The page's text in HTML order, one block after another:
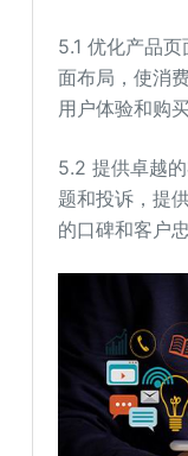
5.1 优化产品
面布局，使消
用户体验和购
5.2 提供卓越
题和投诉，提
的口碑和客户忠